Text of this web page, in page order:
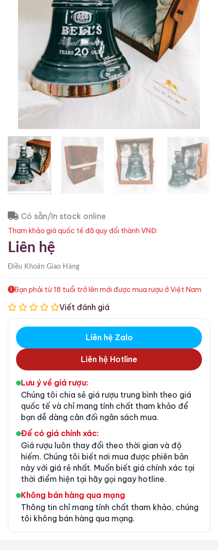
Có sẵn/In stock online
Tham khảo giá quốc tế đã quy đổi thành VNĐ:
Liên hệ
Điều KhoảnGiao Hàng
Bạn phải từ 18 tuổi trở lên mới được mua rượu ở Việt Nam
Viết đánh giá
Liên hệ Zalo
Liên hệ Hotline
Lưu ý về giá rượu:
Chúng tôi chia sẻ giá rượu trung bình theo giá
quốc tế và chỉ mang tính chất tham khảo để
bạn dễ dàng cân đối ngân sách mua.
Để có giá chính xác:
Giá rượu luôn thay đổi theo thời gian và độ
hiếm. Chúng tôi biết nơi mua được phiên bản
này với giá rẻ nhất. Muốn biết giá chính xác tại
thời điểm hiện tại hãy gọi ngay hotline.
Không bán hàng qua mạng
Thông tin chỉ mang tính chất tham khảo, chúng
tôi không bán hàng qua mạng.